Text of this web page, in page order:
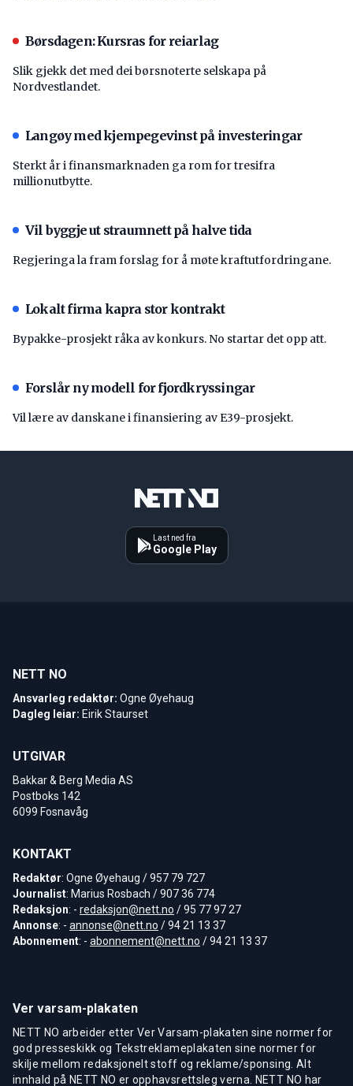
Børsdagen: Kursras for reiarlag
Slik gjekk det med dei børsnoterte selskapa på
Nordvestlandet.
Langøy med kjempegevinst på investeringar
Sterkt år i finansmarknaden ga rom for tresifra
millionutbytte.
Vil byggje ut straumnett på halve tida
Regjeringa la fram forslag for å møte kraftutfordringane.
Lokalt firma kapra stor kontrakt
Bypakke-prosjekt råka av konkurs. No startar det opp att.
Forslår ny modell for fjordkryssingar
Vil lære av danskane i finansiering av E39-prosjekt.
Last ned fra
Google Play
NETT NO
Ansvarleg redaktør: Ogne Øyehaug
Dagleg leiar: Eirik Staurset
UTGIVAR
Bakkar & Berg Media AS
Postboks 142
6099 Fosnavåg
KONTAKT
Redaktør: Ogne Øyehaug / 957 79 727
Journalist: Marius Rosbach / 907 36 774
Redaksjon: - redaksjon@nett.no / 95 77 97 27
Annonse: - annonse@nett.no / 94 21 13 37
Abonnement: - abonnement@nett.no / 94 21 13 37
Ver varsam-plakaten
NETT NO arbeider etter Ver Varsam-plakaten sine normer for
god presseskikk og Tekstreklameplakaten sine normer for
skilje mellom redaksjonelt stoff og reklame/sponsing. Alt
innhald på NETT NO er opphavsrettsleg verna. NETT NO har